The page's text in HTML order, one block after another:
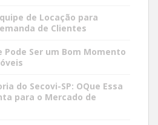
de Locação para
de Clientes
Pode Ser um Bom Momento
do Secovi-SP: OQue Essa
para o Mercado de